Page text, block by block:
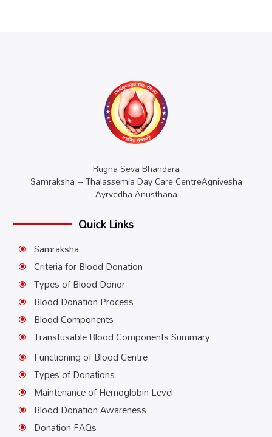
Rugna Seva Bhandara
Samraksha – Thalassemia Day Care CentreAgnivesha
Ayrvedha Anusthana
Quick Links
\ Samraksha
\ Criteria for Blood Donation
\ Types of Blood Donor
\ Blood Donation Process
\ Blood Components
\ Transfusable Blood Components Summary
\ Functioning of Blood Centre
\ Types of Donations
\ Maintenance of Hemoglobin Level
\ Blood Donation Awareness
\ Donation FAQs